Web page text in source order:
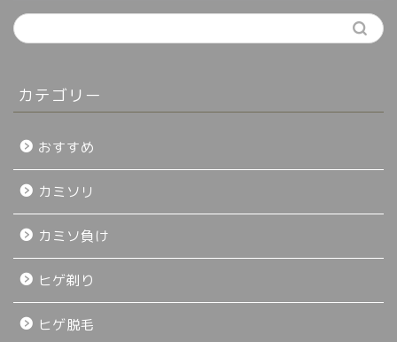
カテゴリー
おすすめ
カミソリ
カミソ負け
ヒゲ剃り
ヒゲ脱毛